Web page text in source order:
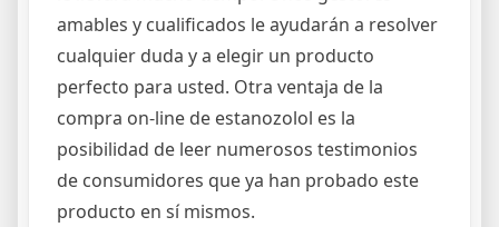
amables y cualificados le ayudarán a resolver
cualquier duda y a elegir un producto
perfecto para usted. Otra ventaja de la
compra on-line de estanozolol es la
posibilidad de leer numerosos testimonios
de consumidores que ya han probado este
producto en sí mismos.